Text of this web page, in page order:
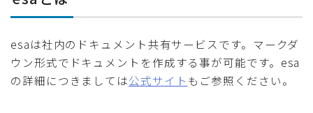
esaは社内のドキュメント共有サービスです。マークダ
ウン形式でドキュメントを作成する事が可能です。esa
の詳細につきましては公式サイト もご参照ください。